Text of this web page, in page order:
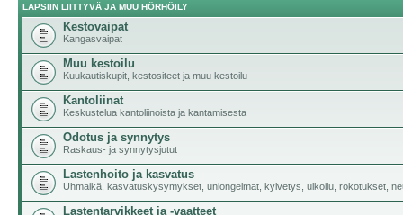
LAPSIIN LIITTYVÄ JA MUU HÖRHÖILY
Kestovaipat
Kangasvaipat
Muu kestoilu
Kuukautiskupit, kestositeet ja muu kestoilu
Kantoliinat
Keskustelua kantoliinoista ja kantamisesta
Odotus ja synnytys
Raskaus- ja synnytysjutut
Lastenhoito ja kasvatus
Uhmaikä, kasvatuskysymykset, uniongelmat, kylvetys, ulkoilu, rokotukset,
Lastentarvikkeet ja -vaatteet